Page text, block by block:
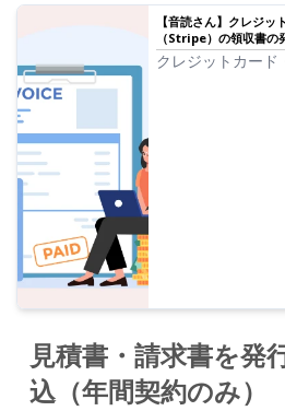
【音読さん】クレジ
（Stripe）の領収書の
クレジットカード
見積書・請求書を発
込（年間契約のみ）